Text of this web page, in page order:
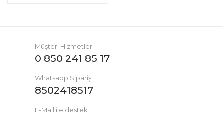
Müşteri Hizmetleri
0 850 241 85 17
Whatsapp Sipariş
8502418517
E-Mail ile destek